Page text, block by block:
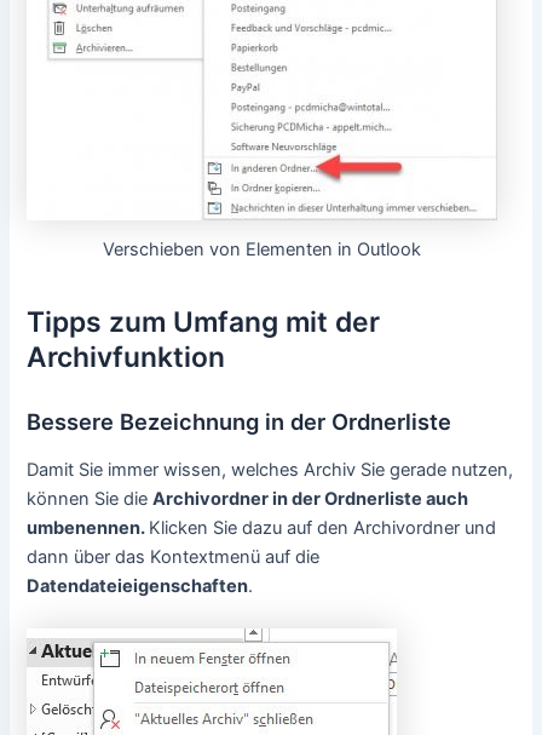
Verschieben von Elementen in Outlook
Tipps zum Umfang mit der
Archivfunktion
Bessere Bezeichnung in der Ordnerliste
Damit Sie immer wissen, welches Archiv Sie gerade nutzen,
können Sie dieArchivordner in der Ordnerliste auch
umbenennen. Klicken Sie dazu auf den Archivordner und
dann über das Kontextmenü auf die
Datendateieigenschaften.